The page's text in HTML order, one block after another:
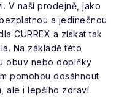
V naší prodejně, jako
a jedinečnou
CURREX a získat tak
Na základě této
obuv nebo doplňky
pomohou dosáhnout
ale i lepšího zdraví.